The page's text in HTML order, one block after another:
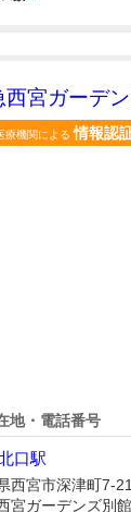
西宮ガーデ
療機関による 情報認
地・電話番号
口駅
西宮市深津町7-21
宮ガーデンズ別